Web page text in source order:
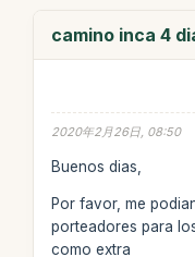
camino inca 4
2020年2月26日, 08:50
Buenos dias,
Por favor, me
porteadores para
como extra